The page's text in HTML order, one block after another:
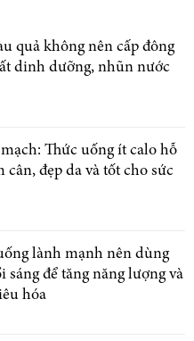
quả không nên cấp đông
dinh dưỡng, nhũn nước
Thức uống ít calo hỗ
cân, đẹp da và tốt cho sức
lành mạnh nên dùng
sáng để tăng năng lượng và
hóa